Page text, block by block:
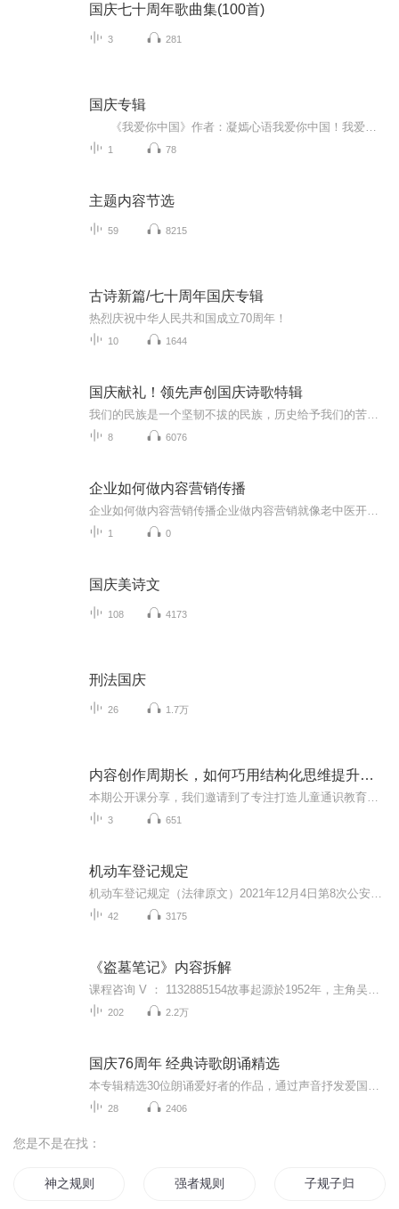
国庆七十周年歌曲集(100首)
3 281
国庆专辑
1 78
主题内容节选
59 8215
古诗新篇/七十周年国庆专辑
热烈庆祝中华人民共和国成立70周年！
10 1644
国庆献礼！领先声创国庆诗歌特辑
8 6076
企业如何做内容营销传播
1 0
国庆美诗文
108 4173
刑法国庆
26 1.7万
内容创作周期长，如何巧用结构化思维提升效率？
3 651
机动车登记规定
42 3175
《盗墓笔记》内容拆解
202 2.2万
国庆76周年 经典诗歌朗诵精选
28 2406
您是不是在找：
神之规则 强者规则 子规子归